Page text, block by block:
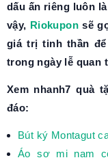
dấu ấn riêng luôn
vậy, Riokupon sẽ
giá trị tinh thần
trong ngày lễ quan
Xem nhanh7 quà
đáo:
Bút ký Montagut
Áo sơ mi nam